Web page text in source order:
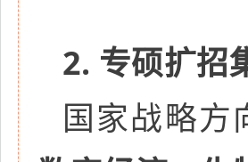
2. 专硕扩招
国家战略方